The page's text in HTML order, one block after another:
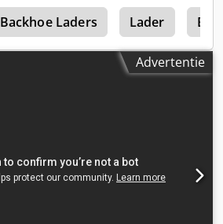
Backhoe Laders Lader
Advertentie